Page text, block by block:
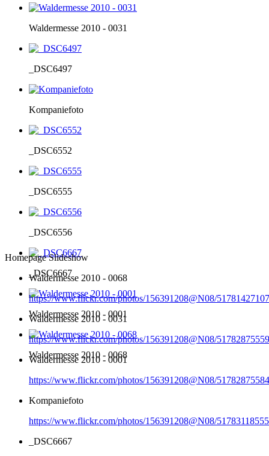
Waldermesse 2010 - 0031
_DSC6497
Kompaniefoto
_DSC6552
_DSC6555
_DSC6556
_DSC6667
Waldermesse 2010 - 0001
Waldermesse 2010 - 0068
Homepage Slideshow
Waldermesse 2010 - 0068
https://www.flickr.com/photos/156391208@N08/
Waldermesse 2010 - 0031
https://www.flickr.com/photos/156391208@N08/
Waldermesse 2010 - 0001
https://www.flickr.com/photos/156391208@N08/
Kompaniefoto
https://www.flickr.com/photos/156391208@N08/
_DSC6667